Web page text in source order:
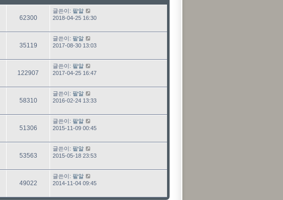
62300읽
음
최근 글
글쓴이: 팥알
2018-04-25 16:30
35119읽
음
최근 글
글쓴이: 팥알
2017-08-30 13:03
122907
음
최근 글
글쓴이: 팥알
2017-04-25 16:47
58310읽
음
최근 글
글쓴이: 팥알
2016-02-24 13:33
51306읽
음
최근 글
글쓴이: 팥알
2015-11-09 00:45
53563읽
음
최근 글
글쓴이: 팥알
2015-05-18 23:53
49022읽
음
최근 글
글쓴이: 팥알
2014-11-04 09:45